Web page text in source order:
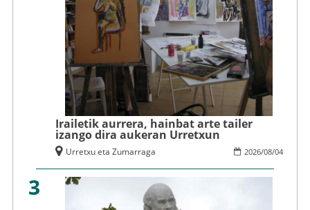
Irailetik aurrera, hainbat arte tailer
izango dira aukeran Urretxun
2026/08/04
Urretxu eta Zumarraga
3